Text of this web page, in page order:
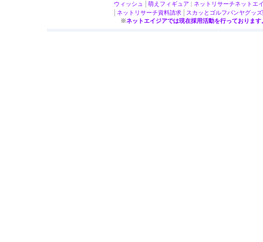
ウィッシュ
萌え フィギュア | ネットリサーチネットエ
ネットリサーチ資料請求 スカッとゴルフパンヤグッ
※ネットエイジアでは現在採用活動を行っておりま